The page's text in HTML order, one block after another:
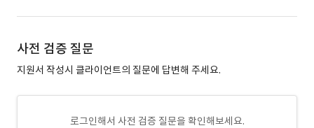
사전 검증 질문
지원서 작성시 클라이언트의 질문에 답변해 주세요.
로그인해서 사전 검증 질문을 확인해보세요.